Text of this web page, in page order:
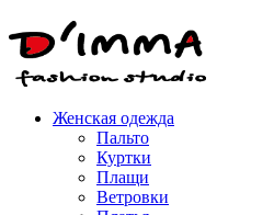
Женская одежда
Пальто
Куртки
Плащи
Ветровки